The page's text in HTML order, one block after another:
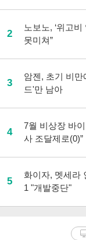
2
노보노, ‘위고비
못미쳐”
3
암젠, 초기 비만
드'만 남아
4
7월 비상장 바
사 조달제로(0)”
5
화이자, 멧세라
1 "개발중단"